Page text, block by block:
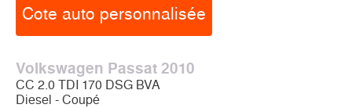
Cote auto personnalisée
Volkswagen Passat 2010
CC 2.0 TDI 170 DSG BVA
Diesel - Coupé